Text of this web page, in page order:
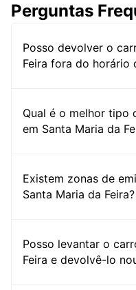
Perguntas
Posso devolver o
Feira fora do horário
Qual é o melhor tipo
em Santa Maria da
Existem zonas de
Santa Maria da Feira?
Posso levantar o
Feira e devolvê-lo